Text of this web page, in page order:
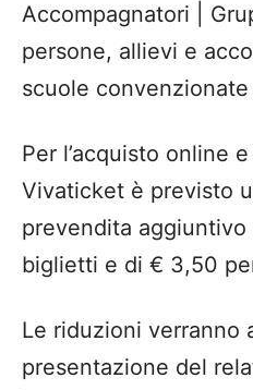
Accompagnatori |
persone, allievi e
scuole convenzionate
Per l’acquisto online
Vivaticket è previsto
prevendita aggiuntivo
biglietti e di € 3,50
Le riduzioni verranno
presentazione del